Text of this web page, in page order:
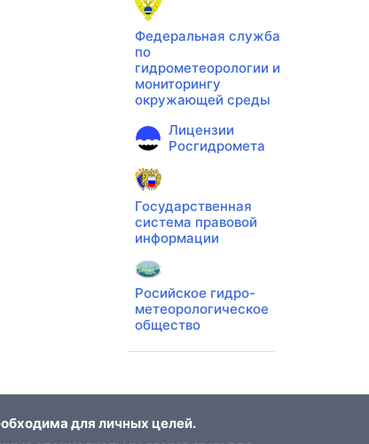
Федеральная служба
по
гидрометеорологии и
мониторингу
окружающей среды
Лицензии
Росгидромета
Государственная
система правовой
информации
Росийское гидро-
метеорологическое
общество
для личных целей.